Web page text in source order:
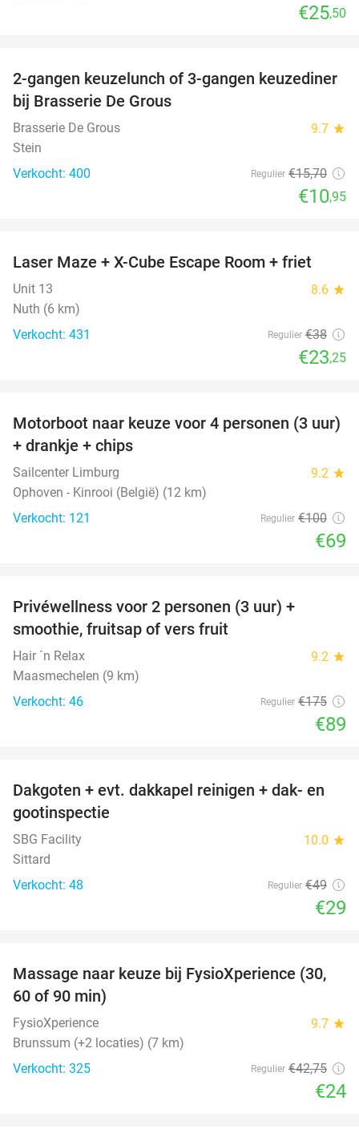
€25,50
30%
2-gangen keuzelunch of 3-gangen keuzediner
bij Brasserie De Grous
Brasserie De Grous 9.7 star
Stein
Verkocht: 400
Regulier €15,70
€10,95
39%
Laser Maze + X-Cube Escape Room + friet
Unit 13 8.6 star
Nuth (6 km)
Verkocht: 431
Regulier €38
€23,25
31%
Motorboot naar keuze voor 4 personen (3 uur)
+ drankje + chips
Sailcenter Limburg 9.2 star
Ophoven - Kinrooi (België) (12 km)
Verkocht: 121
Regulier €100
€69
Privéwellness voor 2 personen (3 uur) +
smoothie, fruitsap of vers fruit
Hair ´n Relax 9.2 star
Maasmechelen (9 km)
Verkocht: 46
Regulier €175
€89
41%
Dakgoten + evt. dakkapel reinigen + dak- en
gootinspectie
SBG Facility 10.0 star
Sittard
Verkocht: 48
Regulier €49
€29
44%
Massage naar keuze bij FysioXperience (30,
60 of 90 min)
FysioXperience 9.7 star
Brunssum (+2 locaties) (7 km)
Verkocht: 325
Regulier €42,75
€24